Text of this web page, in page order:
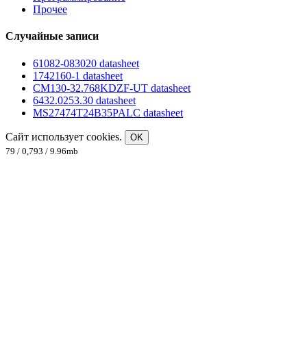
Прочее
Случайные записи
61082-083020 datasheet
1742160-1 datasheet
CM130-32.768KDZF-UT datasheet
6432.0253.30 datasheet
MS27474T24B35PALC datasheet
Сайт использует cookies.
OK
79 / 0,793 / 9.96mb